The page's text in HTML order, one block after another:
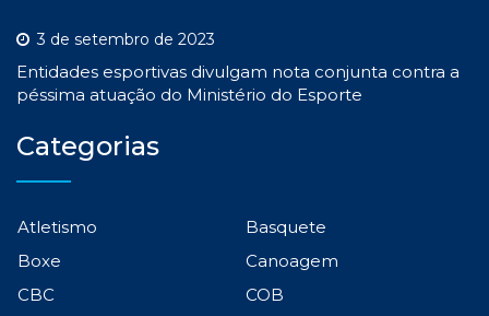
3 de setembro de 2023
Entidades esportivas divulgam nota conjunta contra a
péssima atuação do Ministério do Esporte
Categorias
Atletismo
Basquete
Boxe
Canoagem
CBC
COB